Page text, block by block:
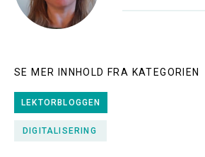
SE MER INNHOLD FRA KATEGORIEN
LEKTORBLOGGEN
DIGITALISERING